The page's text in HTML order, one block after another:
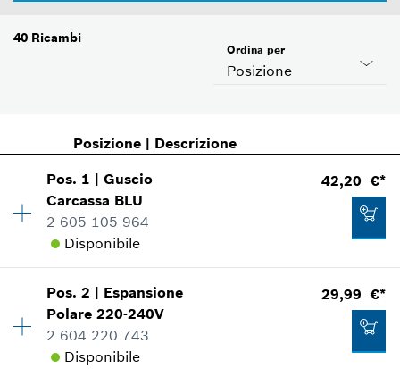
40 Ricambi
Posizione
Ordina per
Posizione| Descrizione
Pos. 1 |Guscio
Carcassa BLU
2 605 105 964
Disponibile
42,20 €*
Disponibilità 1
Gruppo prezzo:35
Informazioni parti di ricambio
Applicazione del ricambio
Pos.2 | Espansione
Polare 220-240V
2 604 220 743
Disponibile
29,99 €*